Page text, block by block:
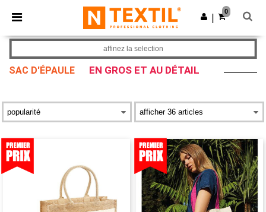
× Appli Ntextil
Meilleurs prix sur l’app !
Obtenir l'appli
0
SAC D'ÉPAULE EN GROS ET AU DÉTAIL
affinez la selection